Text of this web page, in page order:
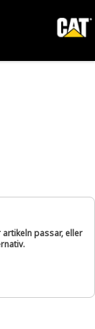
passar, eller